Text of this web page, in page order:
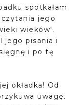
spotkałam
jego
wieków".
jego pisania i
i po tę
okładka! Od
uwagę.